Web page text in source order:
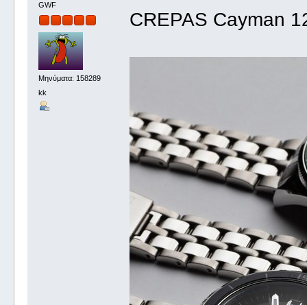
GWF
Μηνύματα: 158289
kk
CREPAS Cayman